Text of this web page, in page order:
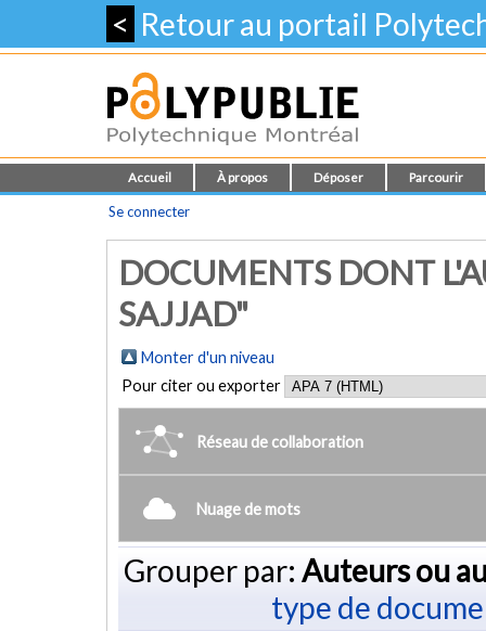
< Retour au portail
Accueil À propos Déposer Parcourir
Se connecter
DOCUMENTS DONT
SAJJAD"
Monter d'un niveau
Pour citer ou exporter
Réseau de collaboration
Nuage de mots
Grouper par: Auteurs ou
type de